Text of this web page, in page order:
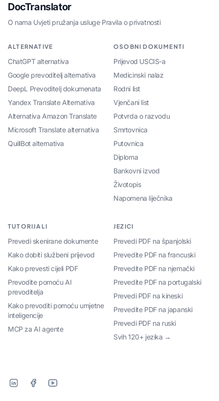
DocTranslator
O nama·Uvjeti pružanja usluge·Pravila o privatnosti
ALTERNATIVE
ChatGPT alternativa
Google prevoditelj alternativa
DeepL Prevoditelj dokumenata
Yandex Translate Alternativa
Alternativa Amazon Translate
Microsoft Translate alternativa
QuillBot alternativa
OSOBNI DOKUMENTI
Prijevod USCIS-a
Medicinski nalaz
Rodni list
Vjenčani list
Potvrda o razvodu
Smrtovnica
Putovnica
Diploma
Bankovni izvod
Životopis
Napomena liječnika
TUTORIJALI
Prevedi skenirane dokumente
Kako dobiti službeni prijevod
Kako prevesti cijeli PDF
Prevodite pomoću AI
prevoditelja
Kako prevoditi pomoću umjetne
inteligencije
MCP za AI agente
JEZICI
Prevedi PDF na španjolski
Prevedite PDF na francuski
Prevedite PDF na njemački
Prevedite PDF na portugalski
Prevedi PDF na kineski
Prevedite PDF na japanski
Prevedi PDF na ruski
Svih 120+ jezika →